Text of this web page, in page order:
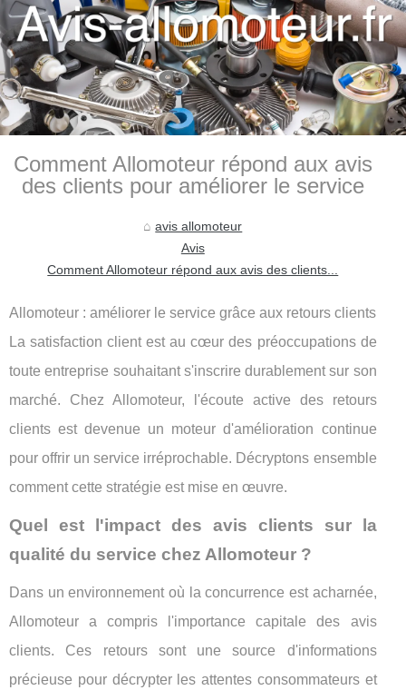
Comment Allomoteur répond aux avis
des clients pour améliorer le service
avis allomoteur
Avis
Comment Allomoteur répond aux avis des clients...
Allomoteur : améliorer le service grâce aux retours clients
La satisfaction client est au cœur des préoccupations de
toute entreprise souhaitant s'inscrire durablement sur son
marché. Chez Allomoteur, l'écoute active des retours
clients est devenue un moteur d'amélioration continue
pour offrir un service irréprochable. Décryptons ensemble
comment cette stratégie est mise en œuvre.
Quel est l'impact des avis clients sur la
qualité du service chez Allomoteur ?
Dans un environnement où la concurrence est acharnée,
Allomoteur a compris l'importance capitale des avis
clients. Ces retours sont une source d'informations
précieuse pour décrypter les attentes consommateurs et